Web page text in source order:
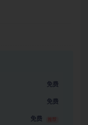
免费
免费
免费 推荐